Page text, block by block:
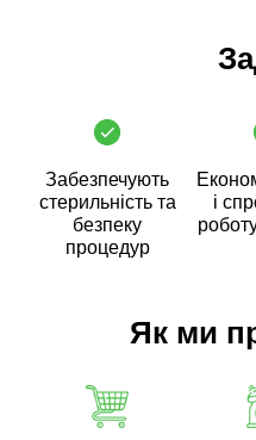
Забезпечують
стерильність та
безпеку
процедур
і
Як ми